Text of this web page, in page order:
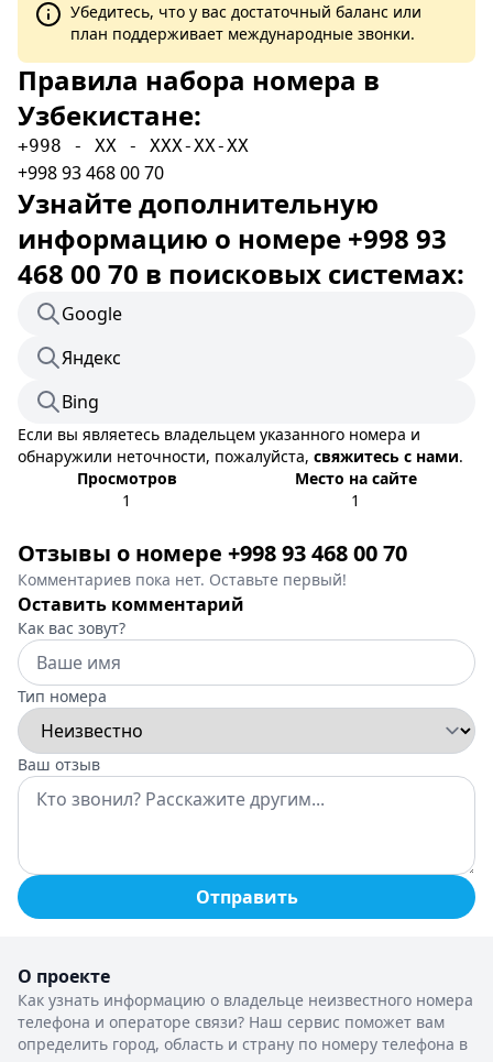
Убедитесь, что у вас достаточный баланс или
план поддерживает международные звонки.
Правила набора номера в
Узбекистане:
+998 - XX - XXX-XX-XX
+998 93 468 00 70
Узнайте дополнительную
информацию о номере +998 93
468 00 70 в поисковых системах:
Google
Яндекс
Bing
Если вы являетесь владельцем указанного номера и
обнаружили неточности, пожалуйста, свяжитесь с нами.
Просмотров
1
Место на сайте
1
Отзывы о номере +998 93 468 00 70
Комментариев пока нет. Оставьте первый!
Оставить комментарий
Как вас зовут?
Тип номера
Ваш отзыв
Отправить
О проекте
Как узнать информацию о владельце неизвестного номера
телефона и операторе связи? Наш сервис поможет вам
определить город, область и страну по номеру телефона в